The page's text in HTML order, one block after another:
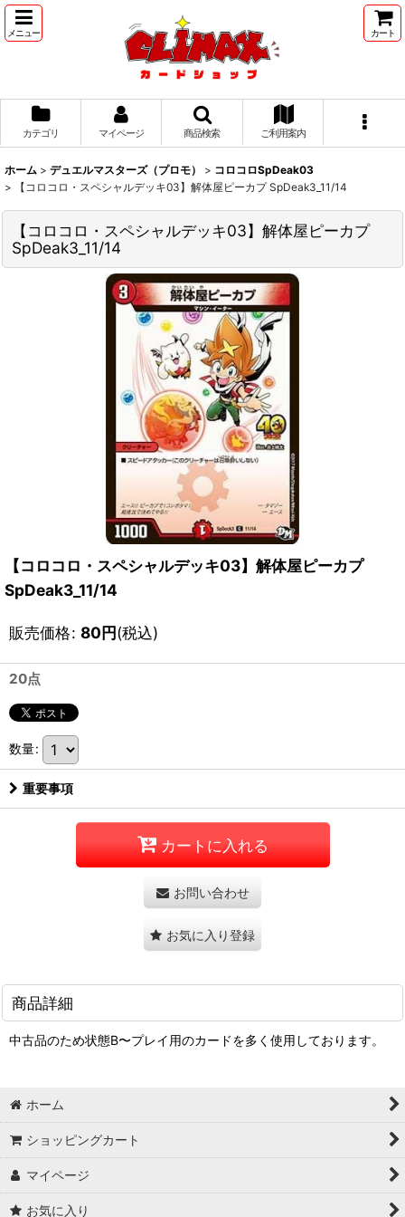
メニュー カート
カテゴリ マイページ 商品検索 ご利用案内
ホーム > デュエルマスターズ（プロモ） > コロコロSpDeak03
>
【コロコロ・スペシャルデッキ03】解体屋ピーカプ SpDeak3_11/14
【コロコロ・スペシャルデッキ03】解体屋ピーカプ
SpDeak3_11/14
【コロコロ・スペシャルデッキ03】解体屋ピーカプ
SpDeak3_11/14
販売価格: 80円(税込)
20点
数量:
重要事項
カートに入れる
お問い合わせ
お気に入り登録
商品詳細
中古品のため状態B〜プレイ用のカードを多く使用しております。
ホーム
ショッピングカート
マイページ
お気に入り